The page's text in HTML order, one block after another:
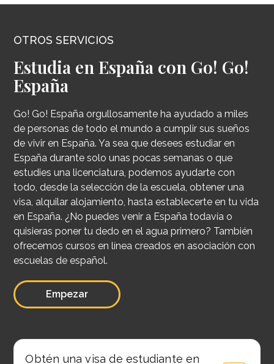
OTROS SERVICIOS
Estudia en España con Go! Go!
España
Go! Go! España orgullosamente ha ayudado a miles
de personas de todo el mundo a cumplir sus sueños
de vivir en España. Ya sea que desees estudiar en
España durante solo unas pocas semanas o que
estudies una licenciatura, podemos ayudarte con
todo, desde la selección de la escuela, obtener una
visa, alquilar alojamiento, hasta establecerte en tu vida
en España. ¿No puedes venir a España todavía o
quisieras poner tu dedo en el agua primero? También
ofrecemos cursos en línea creados en asociación con
escuelas de español.
Empezar
Obtén una visa de estudiante en